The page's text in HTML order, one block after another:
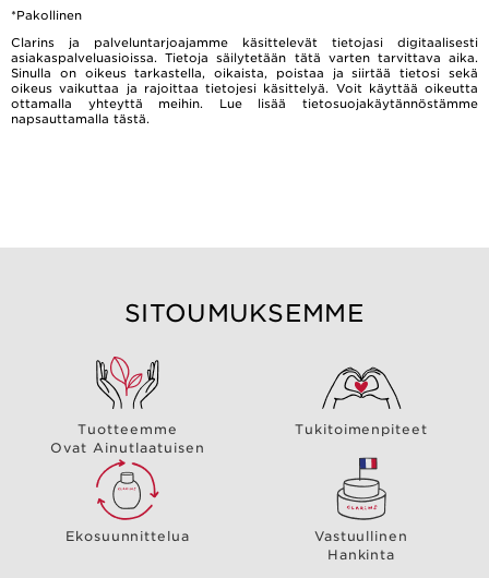
*Pakollinen
Clarins ja palveluntarjoajamme käsittelevät tietojasi digitaalisesti
asiakaspalveluasioissa. Tietoja säilytetään tätä varten tarvittava aika.
Sinulla on oikeus tarkastella, oikaista, poistaa ja siirtää tietosi sekä
oikeus vaikuttaa ja rajoittaa tietojesi käsittelyä. Voit käyttää oikeutta
ottamalla yhteyttä meihin. Lue lisää tietosuojakäytännöstämme
napsauttamalla tästä.
SITOUMUKSEMME
Tuotteemme
Ovat Ainutlaatuisen
Tukitoimenpiteet
Ekosuunnittelua
Vastuullinen
Hankinta